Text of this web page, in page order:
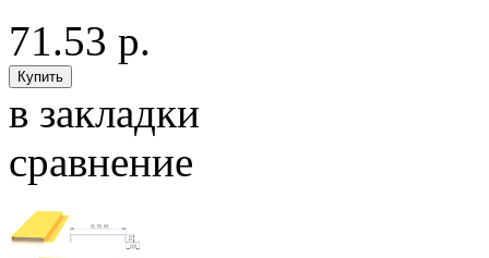
71.53 р.
в закладки
сравнение